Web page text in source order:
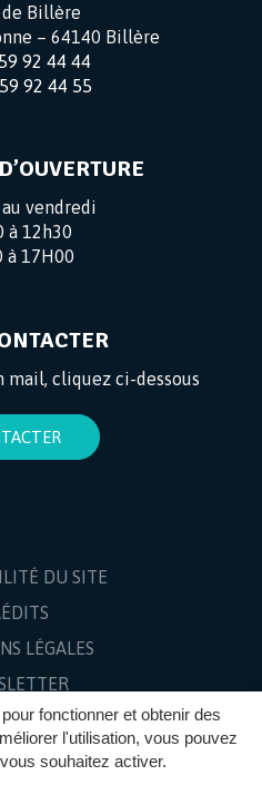
fonctionner et obtenir des
l'utilisation, vous pouvez
souhaitez activer.
Billère
– 64140 Billère
92 44 44
92 44 55
vendredi
à 12h30
à 17H00
mail, cliquez ci-dessous
DU SITE
LÉGALES
DU SITE